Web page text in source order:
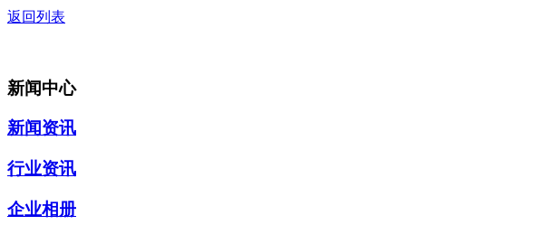
返回列表
新闻中心
新闻资讯
行业资讯
企业相册